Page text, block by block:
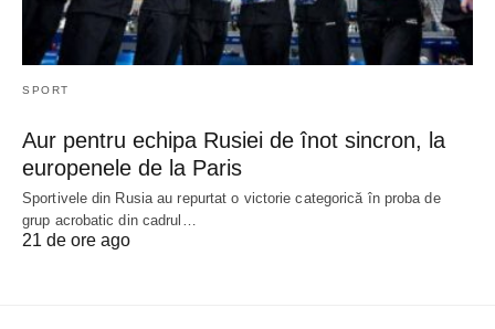
SPORT
Aur pentru echipa Rusiei de înot sincron, la
europenele de la Paris
Sportivele din Rusia au repurtat o victorie categorică în proba de
grup acrobatic din cadrul…
21 de ore ago